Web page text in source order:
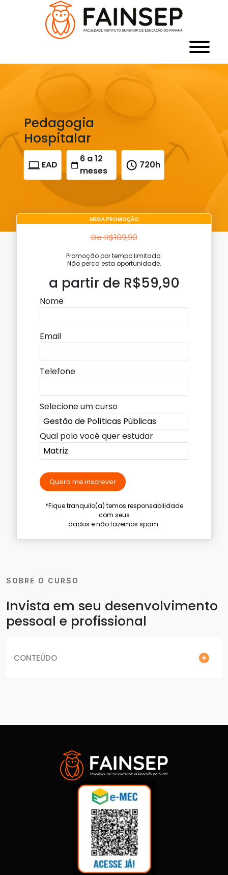
Pedagogia
Hospitalar
EAD
6 a 12
meses
720h
SOBRE O CURSO
Invista em seu desenvolvimento
pessoal e profissional
CONTEÚDO
MEGA PROMOÇÃO
De R$109,90
Promoção por tempo limitado.
Não perca esta oportunidade.
a partir de R$59,90
Nome
Email
Telefone
Selecione um curso
Qual polo você quer estudar
Quero me inscrever
*Fique tranquilo(a) temos responsabilidade
com seus
dados e não fazemos spam.